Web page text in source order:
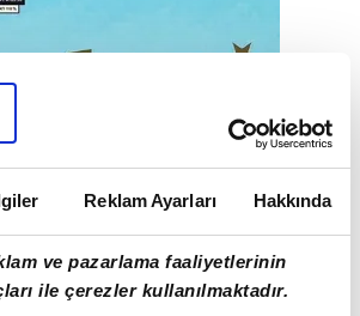
Reklam Ayarları Hakkında
ve pazarlama faaliyetlerinin
ile çerezler kullanılmaktadır.